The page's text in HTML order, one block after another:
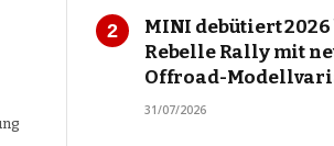
MINI debütiert 2026
Rebelle Rally mit
Offroad-
31/07/2026